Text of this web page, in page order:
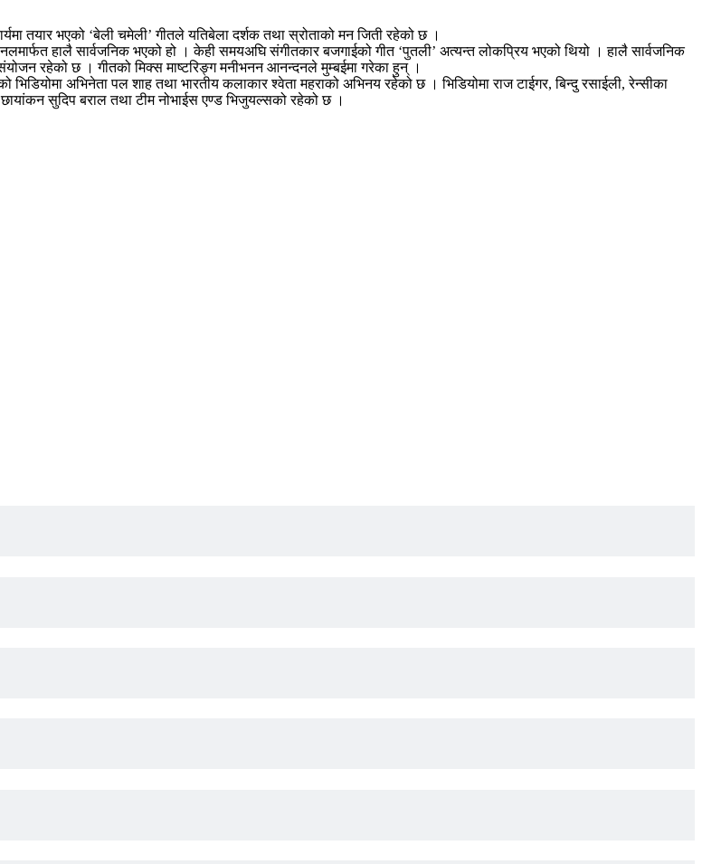
तयार भएको ‘बेली चमेली’ गीतले यतिबेला दर्शक तथा स्रोताको मन जिती रहेको छ ।
हालै सार्वजनिक भएको हो । केही समयअघि संगीतकार बजगाईको गीत ‘पुतली’ अत्यन्त लोकप्रिय भएको थियो । हालै सार्वजनिक
रहेको छ । गीतको मिक्स माष्टरिङ्ग मनीभनन आनन्दनले मुम्बईमा गरेका हुन् ।
भिडियोमा अभिनेता पल शाह तथा भारतीय कलाकार श्वेता महराको अभिनय रहेको छ । भिडियोमा राज टाईगर, बिन्दु रसाईली, रेन्सीका
सुदिप बराल तथा टीम नोभाईस एण्ड भिजुयल्सको रहेको छ ।